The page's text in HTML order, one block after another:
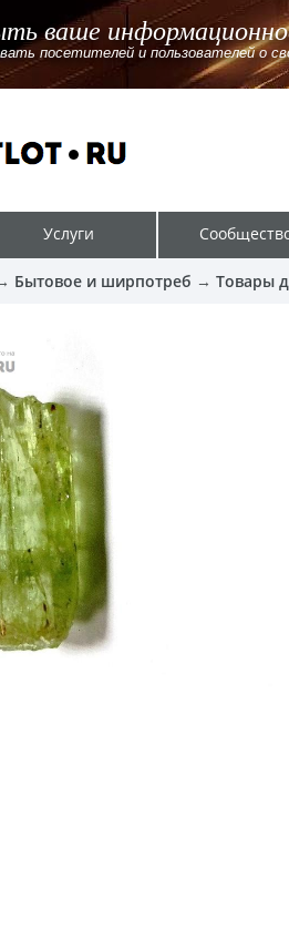
без ссылки для перехода.
Услуги
Бытовое и ширпотреб → Товары